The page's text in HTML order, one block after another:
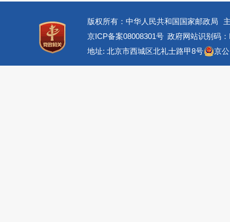
版权所有：中华人民共和国国家邮政局
京ICP备案08008301号 政府网站识别码
地址: 北京市西城区北礼士路甲8号
京